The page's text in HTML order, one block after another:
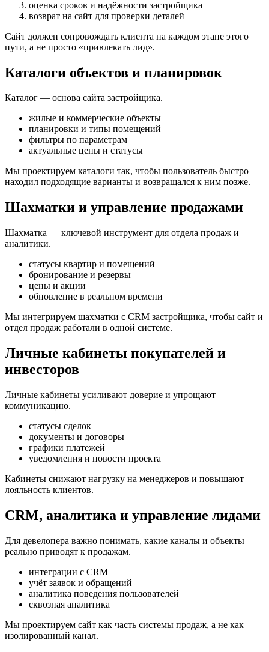
оценка сроков и надёжности застройщика
возврат на сайт для проверки деталей
Сайт должен сопровождать клиента на каждом этапе этого
пути, а не просто «привлекать лид».
Каталоги объектов и планировок
Каталог — основа сайта застройщика.
жилые и коммерческие объекты
планировки и типы помещений
фильтры по параметрам
актуальные цены и статусы
Мы проектируем каталоги так, чтобы пользователь быстро
находил подходящие варианты и возвращался к ним позже.
Шахматки и управление продажами
Шахматка — ключевой инструмент для отдела продаж и
аналитики.
статусы квартир и помещений
бронирование и резервы
цены и акции
обновление в реальном времени
Мы интегрируем шахматки с CRM застройщика, чтобы сайт и
отдел продаж работали в одной системе.
Личные кабинеты покупателей и
инвесторов
Личные кабинеты усиливают доверие и упрощают
коммуникацию.
статусы сделок
документы и договоры
графики платежей
уведомления и новости проекта
Кабинеты снижают нагрузку на менеджеров и повышают
лояльность клиентов.
CRM, аналитика и управление лидами
Для девелопера важно понимать, какие каналы и объекты
реально приводят к продажам.
интеграции с CRM
учёт заявок и обращений
аналитика поведения пользователей
сквозная аналитика
Мы проектируем сайт как часть системы продаж, а не как
изолированный канал.